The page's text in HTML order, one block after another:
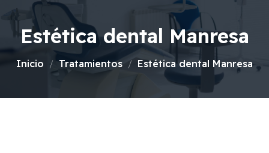
Estética dental Manresa
Inicio Tratamientos Estética dental Manresa